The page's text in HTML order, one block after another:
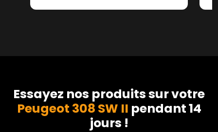
Essayez nos produits sur votre
Peugeot 308 SW II pendant 14
jours !